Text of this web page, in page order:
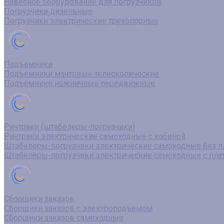
Погрузчики дизельные
Погрузчики электрические трехопорные
Подъемники
Подъемники мачтовые телескопические
Подъемники ножничные передвижные
Ричтраки (штабелеры-погрузчики)
Ричтраки электрические самоходные с кабиной
Штабелеры-погрузчики электрические самоходные без
Штабелеры-погрузчики электрические самоходные с
Сборщики заказов
Сборщики заказов с электроподъемом
Сборщики заказов самоходные